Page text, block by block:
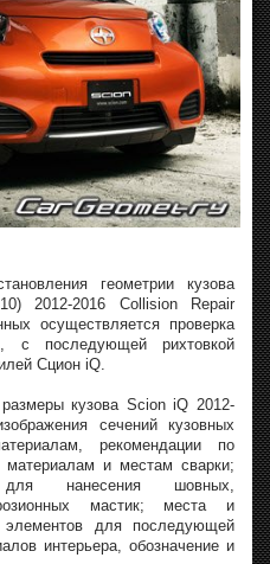
геометрии кузова
2012-2016 Collision Repair
осуществляется проверка
с последующей рихтовкой
Сцион iQ.
кузова Scion iQ 2012-
сечений кузовных
рекомендации по
и местам сварки;
нанесения шовных,
мастик; места и
элементов для последующей
интерьера, обозначение и